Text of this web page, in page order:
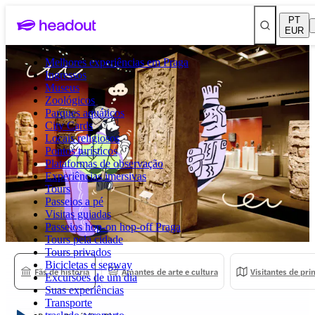
PT
EUR
Melhores experiências em Praga
Ingressos
Museus
Zoológicos
Parques aquáticos
City Cards
Locais religiosos
Pontos turísticos
Plataformas de observação
Experiências imersivas
Tours
Passeios a pé
Visitas guiadas
Passeios hop-on hop-off Praga
Tours pela cidade
Tours privados
Bicicletas e segway
Excursões de um dia
Suas experiências
Transporte
Fãs de história Amantes de arte e cultura Visitantes de